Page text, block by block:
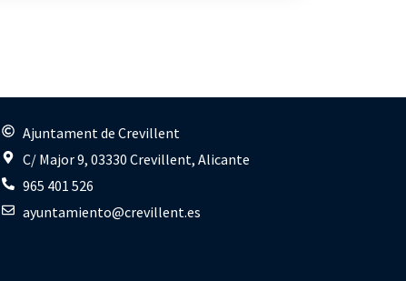
Ajuntament de Crevillent
C/ Major 9, 03330 Crevillent, Alicante
965 401 526
ayuntamiento@crevillent.es